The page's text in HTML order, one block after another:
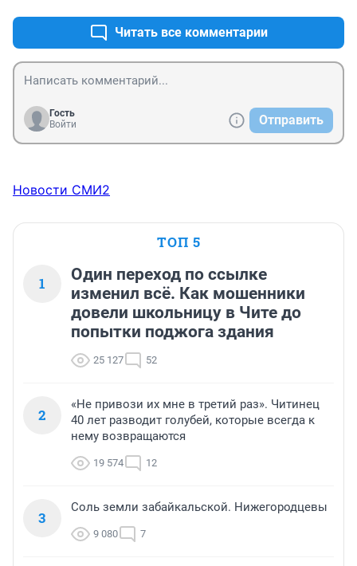
Читать все комментарии
Гость
Войти
Отправить
Новости СМИ2
ТОП 5
1
Один переход по ссылке
изменил всё. Как мошенники
довели школьницу в Чите до
попытки поджога здания
25 127 52
2
«Не привози их мне в третий раз». Читинец
40 лет разводит голубей, которые всегда к
нему возвращаются
19 574 12
3
Соль земли забайкальской. Нижегородцевы
9 080 7